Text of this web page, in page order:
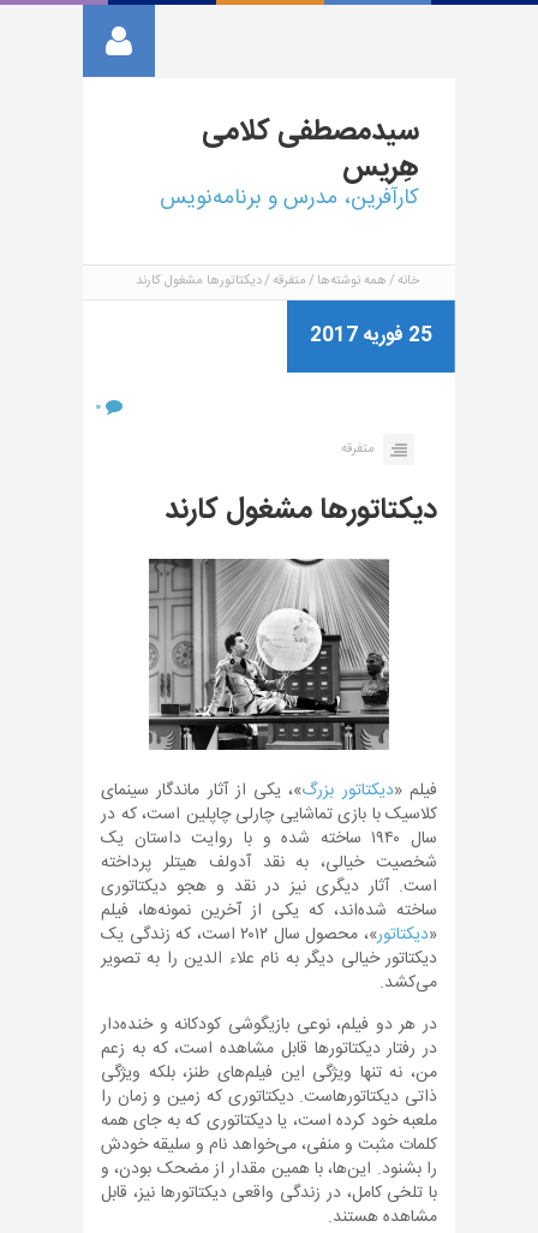
سیدمصطفیکلامی
هِریس
کارآفرین، مدرس و برنامه‌نویس
خانه همه نوشته‌ها متفرقه دیکتاتورها مشغول کارند
25 فوریه 2017
۰
متفرقه
دیکتاتورها مشغول کارند
فیلم «دیکتاتور بزرگ»، یکی از آثار ماندگار سینمای
کلاسیک با بازی تماشایی چارلی چاپلین است، که در
سال ۱۹۴۰ ساخته شده و با روایت داستان یک
شخصیت خیالی، به نقد آدولف هیتلر پرداخته
است. آثار دیگری نیز در نقد و هجو دیکتاتوری
ساخته شده‌اند، که یکی از آخرین نمونه‌ها، فیلم
«دیکتاتور
»، محصول سال ۲۰۱۲ است، که زندگی یک
دیکتاتور خیالی دیگر به نام علاء الدین را به تصویر
می‌کشد.
در هر دو فیلم، نوعی بازیگوشی کودکانه و خنده‌دار
در رفتار دیکتاتورها قابل مشاهده است، که به زعم
من، نه تنها ویژگی این فیلم‌های طنز، بلکه ویژگی
ذاتی دیکتاتورهاست. دیکتاتوری که زمین و زمان را
ملعبه خود کرده است، یا دیکتاتوری که به جای همه
کلمات مثبت و منفی، می‌خواهد نام و سلیقه خودش
را بشنود. این‌ها، با همین مقدار از مضحک بودن، و
با تلخی کامل، در زندگی واقعی دیکتاتورها نیز، قابل
مشاهده هستند.